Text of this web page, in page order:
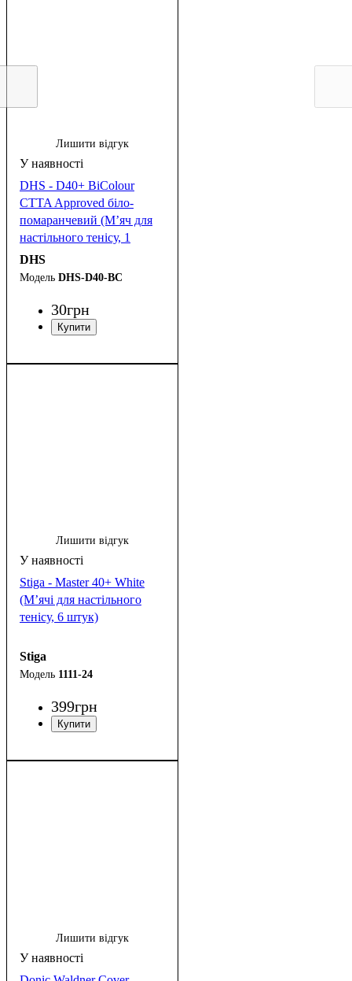
Лишити відгук
DHS - D40+ BiColour
CTTA Approved біло-
помаранчевий (М’яч для
настільного тенісу, 1
штука)
DHS
DHS-D40-BC
30грн
Лишити відгук
Stiga - Master 40+ White
(М’ячі для настільного
тенісу, 6 штук)
Stiga
1111-24
399грн
Лишити відгук